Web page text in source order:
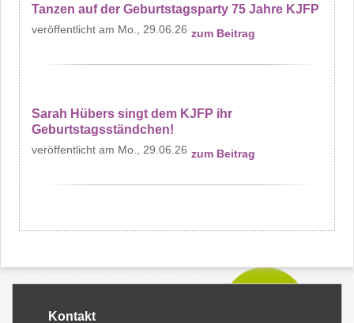
Tanzen auf der Geburtstagsparty 75 Jahre KJFP
Mo., 29.06.26 zum Beitrag
Sarah Hübers singt dem KJFP ihr
Geburtstagsständchen!
Mo., 29.06.26 zum Beitrag
Kontakt